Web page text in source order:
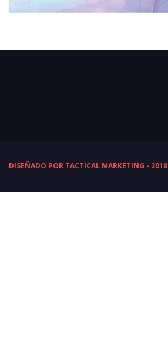
DISEÑADO POR TACTICAL MARKETING - 2018